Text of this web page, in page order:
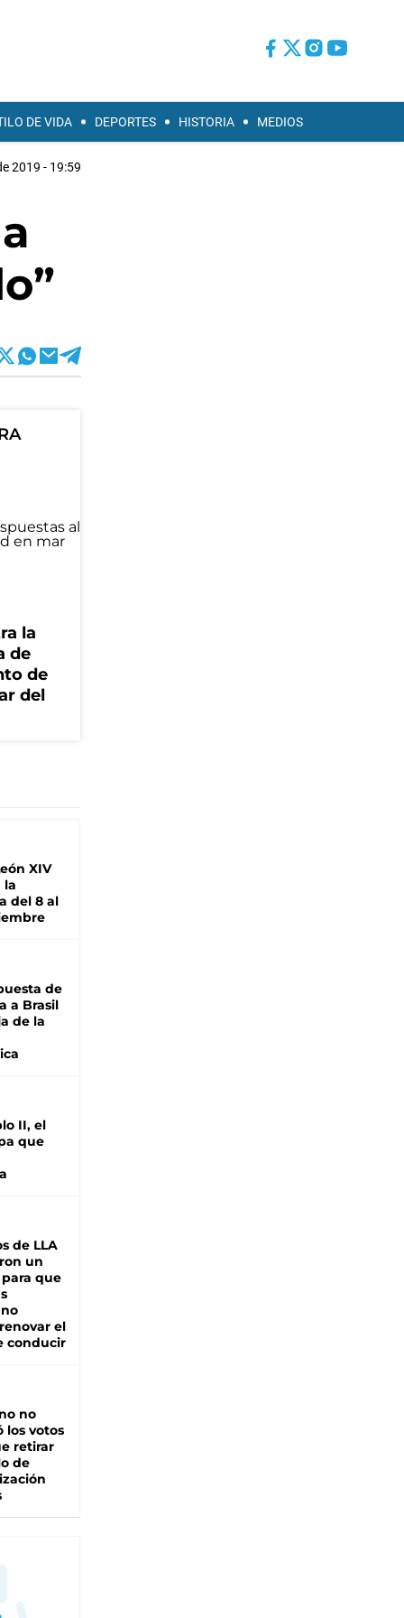
DE VIDA DEPORTES HISTORIA MEDIOS
2019 - 19:59
la
de
de
del
XIV
la
del 8 al
de
a Brasil
de la
II, el
que
de LLA
un
que
el
conducir
no
los votos
retirar
de